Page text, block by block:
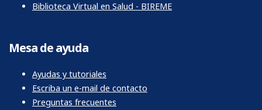
Biblioteca Virtual en Salud - BIREME
Mesa de ayuda
Ayudas y tutoriales
Escriba un e-mail de contacto
Preguntas frecuentes